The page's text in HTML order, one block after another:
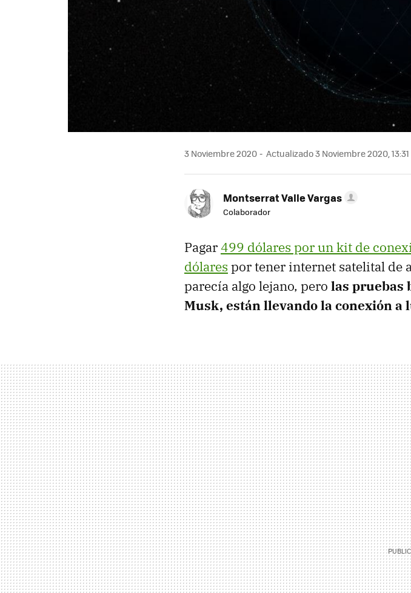
3 Noviembre 2020 Actualizado 3 Noviembre 2020, 13:31
Montserrat Valle Vargas
Colaborador
Pagar499 dólares por un kit de
dólares por tener internet satelital de
parecía algo lejano, pero las pruebas
Musk, están llevando la conexión a